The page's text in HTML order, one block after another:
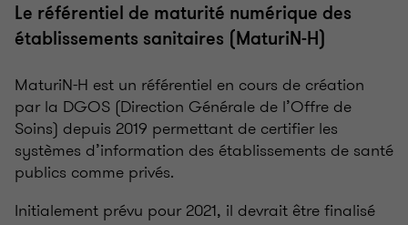
Le référentiel de maturité numérique des
établissements sanitaires (MaturiN-H)
MaturiN-H est un référentiel en cours de création
par la DGOS (Direction Générale de l’Offre de
Soins) depuis 2019 permettant de certifier les
systèmes d’information des établissements de santé
publics comme privés.
Initialement prévu pour 2021, il devrait être finalisé